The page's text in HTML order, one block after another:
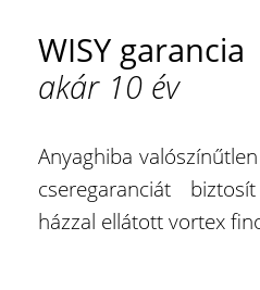
WISY garancia
akár 10 év
Anyaghiba
cseregaranciát
házzal ellátott vortex